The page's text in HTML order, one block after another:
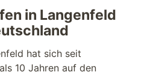
in Langenfeld
hat sich seit
10 Jahren auf den